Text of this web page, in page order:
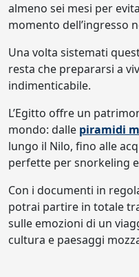
almeno sei mesi per
momento dell’ingresso
Una volta sistemati
resta che prepararsi a
indimenticabile.
L’Egitto offre un
mondo: dalle piramidi
lungo il Nilo, fino alle
perfette per snorkeling
Con i documenti in
potrai partire in totale
sulle emozioni di un
cultura e paesaggi